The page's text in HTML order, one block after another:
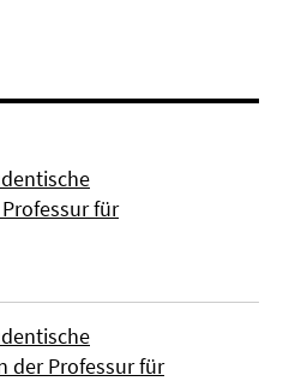
für
der Professur für